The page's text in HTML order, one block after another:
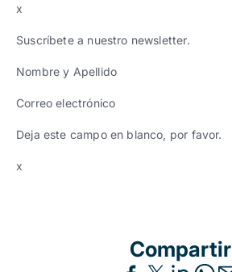
x
Suscríbete a nuestro newsletter.
Nombre y Apellido
Correo electrónico
Deja este campo en blanco, por favor.
x
Compartir